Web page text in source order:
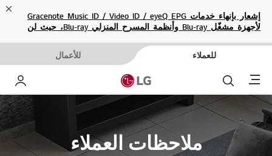
إشعار بإنهاء خدمات Gracenote Music ID / Video ID / eyeQ EPG
لأجهزة مشغّل Blu-ray وأنظمة المسرح المنزلي Blu-ray، حيث لن
للعملاء للأعمال
Menu بحث
ملاحظات العملاء